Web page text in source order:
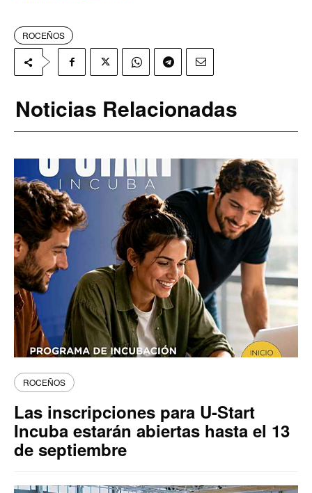
ROCEÑOS
Noticias Relacionadas
ROCEÑOS
Las inscripciones para U-Start
Incuba estarán abiertas hasta el 13
de septiembre